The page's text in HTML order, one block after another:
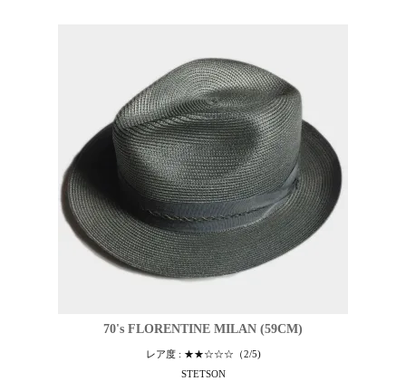
70's FLORENTINE MILAN (59CM)
レア度 : ★★☆☆☆（2/5)
STETSON